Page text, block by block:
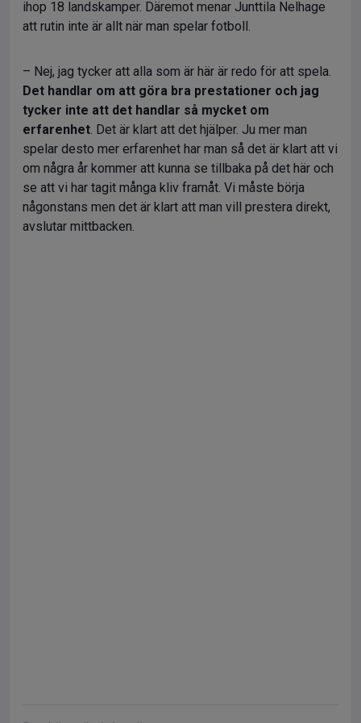
ihop 18 landskamper. Däremot menar Junttila Nelhage
att rutin inte är allt när man spelar fotboll.
– Nej, jag tycker att alla som är här är redo för att spela.
Det handlar om att göra bra prestationer och jag
tycker inte att det handlar så mycket om
erfarenhet. Det är klart att det hjälper. Ju mer man
spelar desto mer erfarenhet har man så det är klart att vi
om några år kommer att kunna se tillbaka på det här och
se att vi har tagit många kliv framåt. Vi måste börja
någonstans men det är klart att man vill prestera direkt,
avslutar mittbacken.